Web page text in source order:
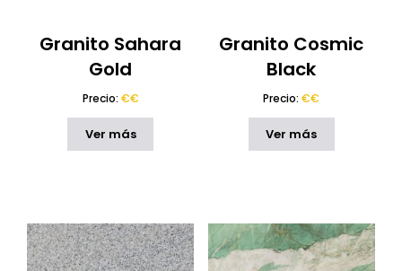
Krion de Porcelanosa
Terrazo
(52)
(23)
Granito Sahara
Gold
Precio: €€
Ver más
Granito Cosmic
Black
Precio:€€
Ver más